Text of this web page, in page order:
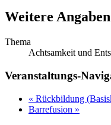
Weitere Angaben
Thema
Achtsamkeit und
Veranstaltungs-
« Rückbildung
Barrefusion »